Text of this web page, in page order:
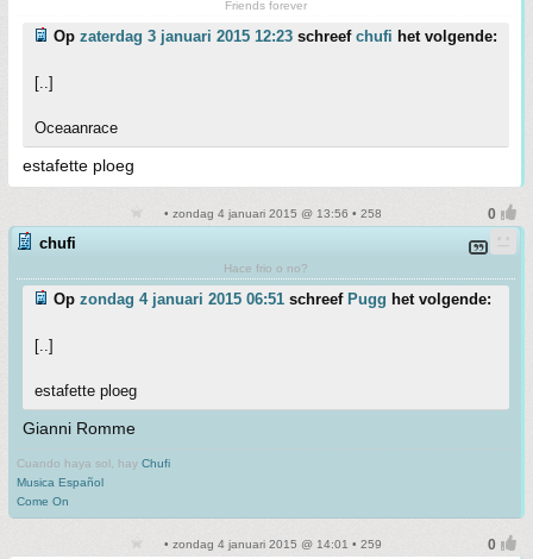
Friends forever
Op zaterdag 3 januari 2015 12:23 schreef chufi het volgende:
[..]
Oceaanrace
estafette ploeg
• zondag 4 januari 2015 @ 13:56 • 258
chufi
Hace frio o no?
Op zondag 4 januari 2015 06:51 schreef Pugg het volgende:
[..]
estafette ploeg
Gianni Romme
Cuando haya sol, hay Chufi
Musica Español
Come On
• zondag 4 januari 2015 @ 14:01 • 259